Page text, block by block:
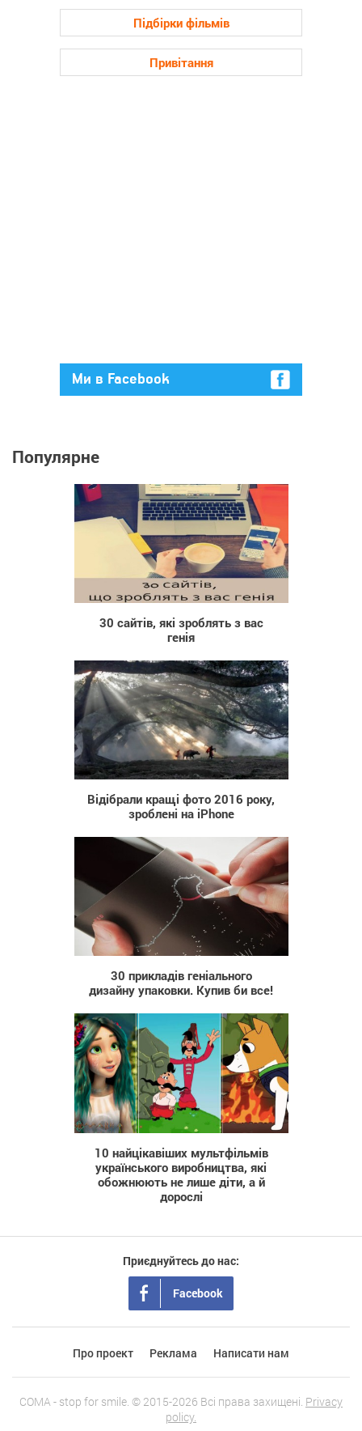
Підбірки фільмів
Привітання
Ми в Facebook
Популярне
30 сайтів, які зроблять з вас
генія
896
Відібрали кращі фото 2016 року,
зроблені на iPhone
749
30 прикладів геніального
дизайну упаковки. Купив би все!
364
10 найцікавіших мультфільмів
українського виробництва, які
обожнюють не лише діти, а й
дорослі
Приєднуйтесь до нас:
Facebook
Про проект Реклама Написати нам
COMA - stop for smile. © 2015-2026 Всі права захищені. Privacy
policy.